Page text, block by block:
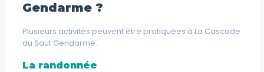
Gendarme ?
Plusieurs activités peuvent être pratiquées à La Cascade
du Saut Gendarme.
La randonnée